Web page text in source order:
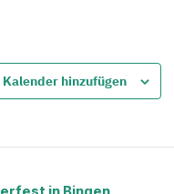
Kalender hinzufügen